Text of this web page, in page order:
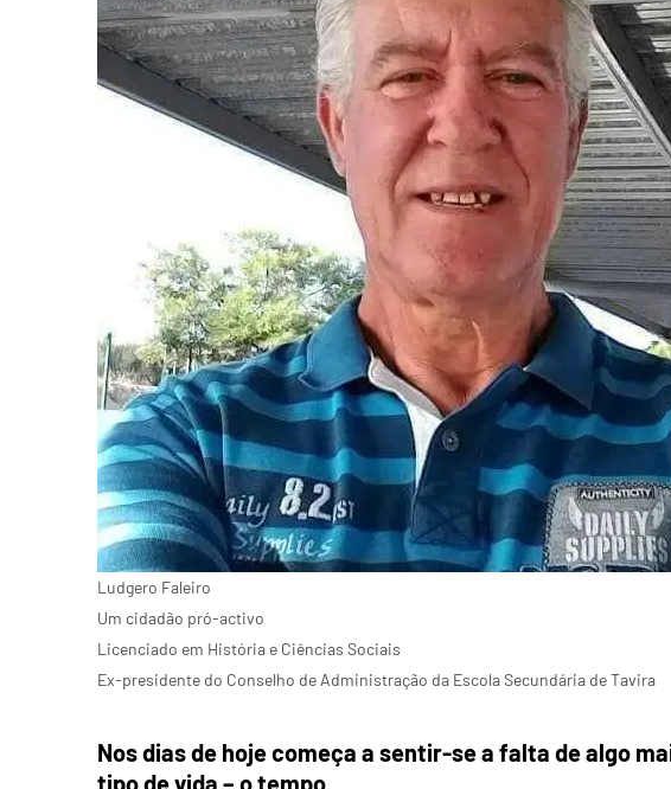
Ludgero Faleiro
Um cidadão pró-activo
Licenciado em História e Ciências Sociais
Ex-presidente do Conselho de Administração da Escola Secundária de Tavira
Nos dias de hoje começa a sentir-se a falta de algo
tipo de vida – o tempo.